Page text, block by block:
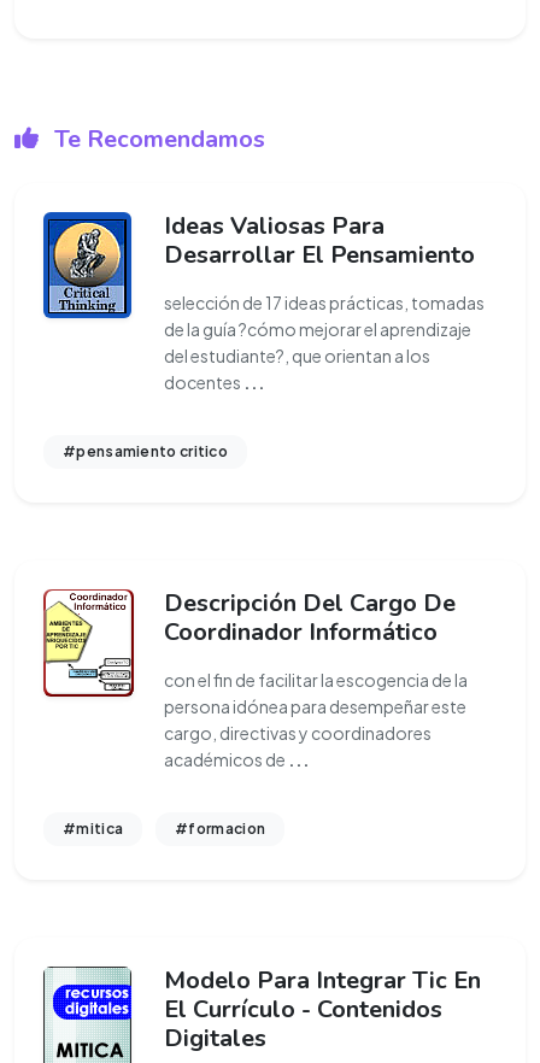
Te Recomendamos
Ideas Valiosas Para
Desarrollar El Pensamiento
selección de 17 ideas prácticas, tomadas
de la guía ?cómo mejorar el aprendizaje
del estudiante?, que orientan a los
docentes ...
#pensamiento critico
Descripción Del Cargo De
Coordinador Informático
con el fin de facilitar la escogencia de la
persona idónea para desempeñar este
cargo, directivas y coordinadores
académicos de ...
#mitica #formacion
Modelo Para Integrar Tic En
El Currículo - Contenidos
Digitales